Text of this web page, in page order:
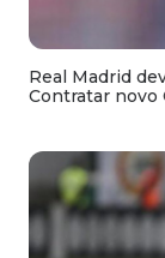
Real Madrid
Contratar novo